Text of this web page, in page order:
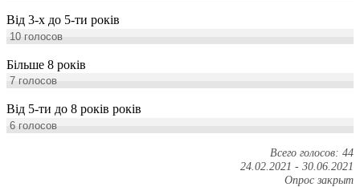
Від 3-х до 5-ти років
10 голосов
Більше 8 років
7 голосов
Від 5-ти до 8 років років
6 голосов
Всего голосов: 44
24.02.2021 - 30.06.2021
Опрос закрыт